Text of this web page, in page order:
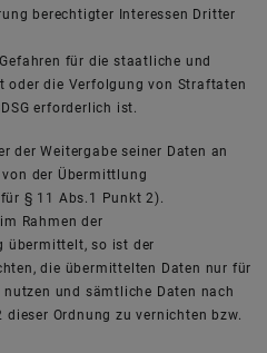
berechtigter Interessen Dritter
für die staatliche und
oder die Verfolgung von Straftaten
erforderlich ist.
der Weitergabe seiner Daten an
der Übermittlung
§ 11 Abs.1 Punkt 2).
Rahmen der
übermittelt, so ist der
die übermittelten Daten nur für
und sämtliche Daten nach
Ordnung zu vernichten bzw.